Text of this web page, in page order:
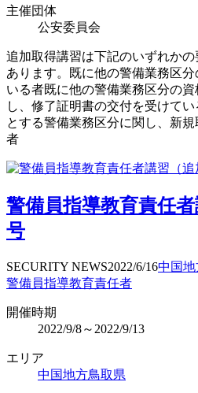
主催団体
公安委員会
追加取得講習は下記のいずれか
あります。既に他の警備業務区
いる者既に他の警備業務区分の
し、修了証明書の交付を受けて
とする警備業務区分に関し、新
者
警備員指導教育責任
号
SECURITY NEWS2022/6/16中国地
警備員指導教育責任者
開催時期
2022/9/8～2022/9/13
エリア
中国地方鳥取県